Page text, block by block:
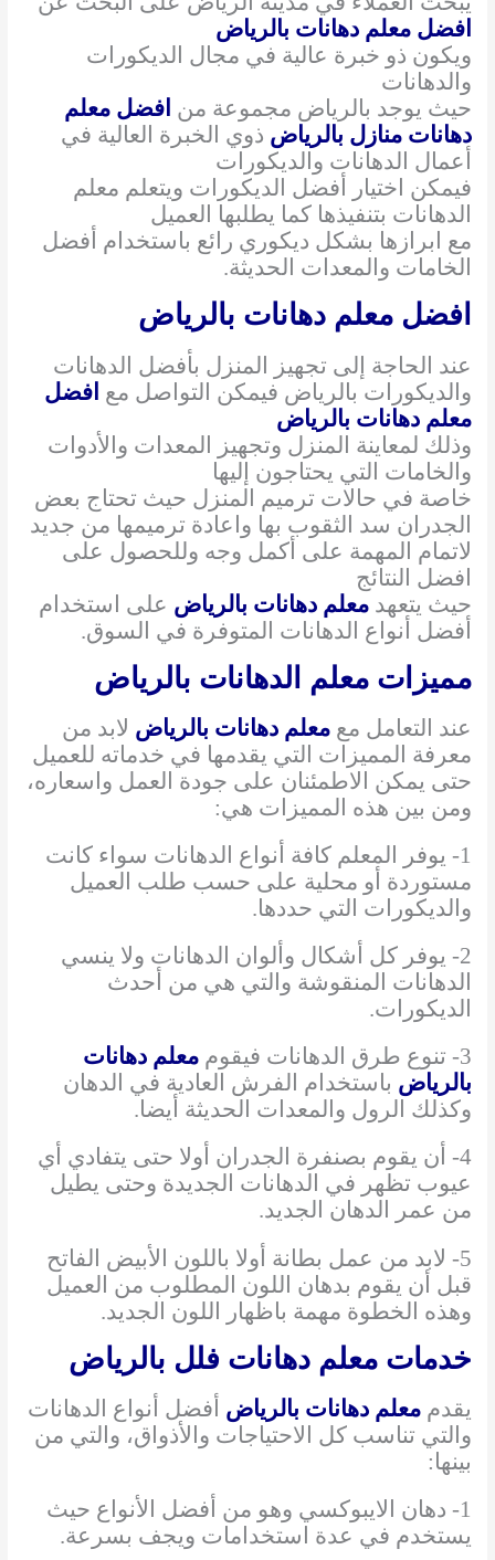
افضل معلم دهانات بالرياض
ويكون ذو خبرة عالية في مجال الديكورات
والدهانات
حيث يوجد بالرياض مجموعة من افضل معلم
دهانات منازل بالرياض ذوي الخبرة العالية في
أعمال الدهانات والديكورات
فيمكن اختيار أفضل الديكورات ويتعلم معلم
الدهانات بتنفيذها كما يطلبها العميل
مع ابرازها بشكل ديكوري رائع باستخدام أفضل
الخامات والمعدات الحديثة.
افضل معلم دهانات بالرياض
عند الحاجة إلى تجهيز المنزل بأفضل الدهانات
والديكورات بالرياض فيمكن التواصل مع افضل
معلم دهانات بالرياض
وذلك لمعاينة المنزل وتجهيز المعدات والأدوات
والخامات التي يحتاجون إليها
خاصة في حالات ترميم المنزل حيث تحتاج بعض
الجدران سد الثقوب بها واعادة ترميمها من جديد
لاتمام المهمة على أكمل وجه وللحصول على
افضل النتائج
حيث يتعهدمعلم دهانات بالرياض على استخدام
أفضل أنواع الدهانات المتوفرة في السوق.
مميزات معلم الدهانات بالرياض
عند التعامل معمعلم دهانات بالرياض لابد من
معرفة المميزات التي يقدمها في خدماته للعميل
حتى يمكن الاطمئنان على جودة العمل واسعاره،
ومن بين هذه المميزات هي:
1- يوفر المعلم كافة أنواع الدهانات سواء كانت
مستوردة أو محلية على حسب طلب العميل
والديكورات التي حددها.
2- يوفر كل أشكال وألوان الدهانات ولا ينسي
الدهانات المنقوشة والتي هي من أحدث
الديكورات.
3- تنوع طرق الدهانات فيقوم
معلم دهانات
بالرياض باستخدام الفرش العادية في الدهان
وكذلك الرول والمعدات الحديثة أيضا.
4- أن يقوم بصنفرة الجدران أولا حتى يتفادي أي
عيوب تظهر في الدهانات الجديدة وحتى يطيل
من عمر الدهان الجديد.
5- لابد من عمل بطانة أولا باللون الأبيض الفاتح
قبل أن يقوم بدهان اللون المطلوب من العميل
وهذه الخطوة مهمة باظهار اللون الجديد.
خدمات معلم دهانات فلل بالرياض
يقدممعلم دهانات بالرياض أفضل أنواع الدهانات
والتي تناسب كل الاحتياجات والأذواق، والتي من
بينها:
1- دهان الايبوكسي وهو من أفضل الأنواع حيث
يستخدم في عدة استخدامات ويجف بسرعة.